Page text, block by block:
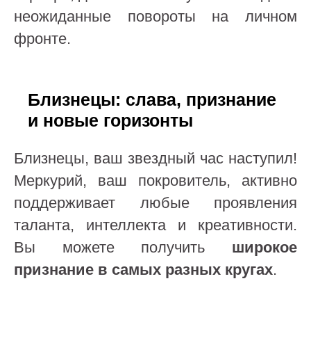
неожиданные повороты на личном
фронте.
Близнецы: слава, признание
и новые горизонты
Близнецы, ваш звездный час наступил!
Меркурий, ваш покровитель, активно
поддерживает любые проявления
таланта, интеллекта и креативности.
Вы можете получить широкое
признание в самых разных кругах.